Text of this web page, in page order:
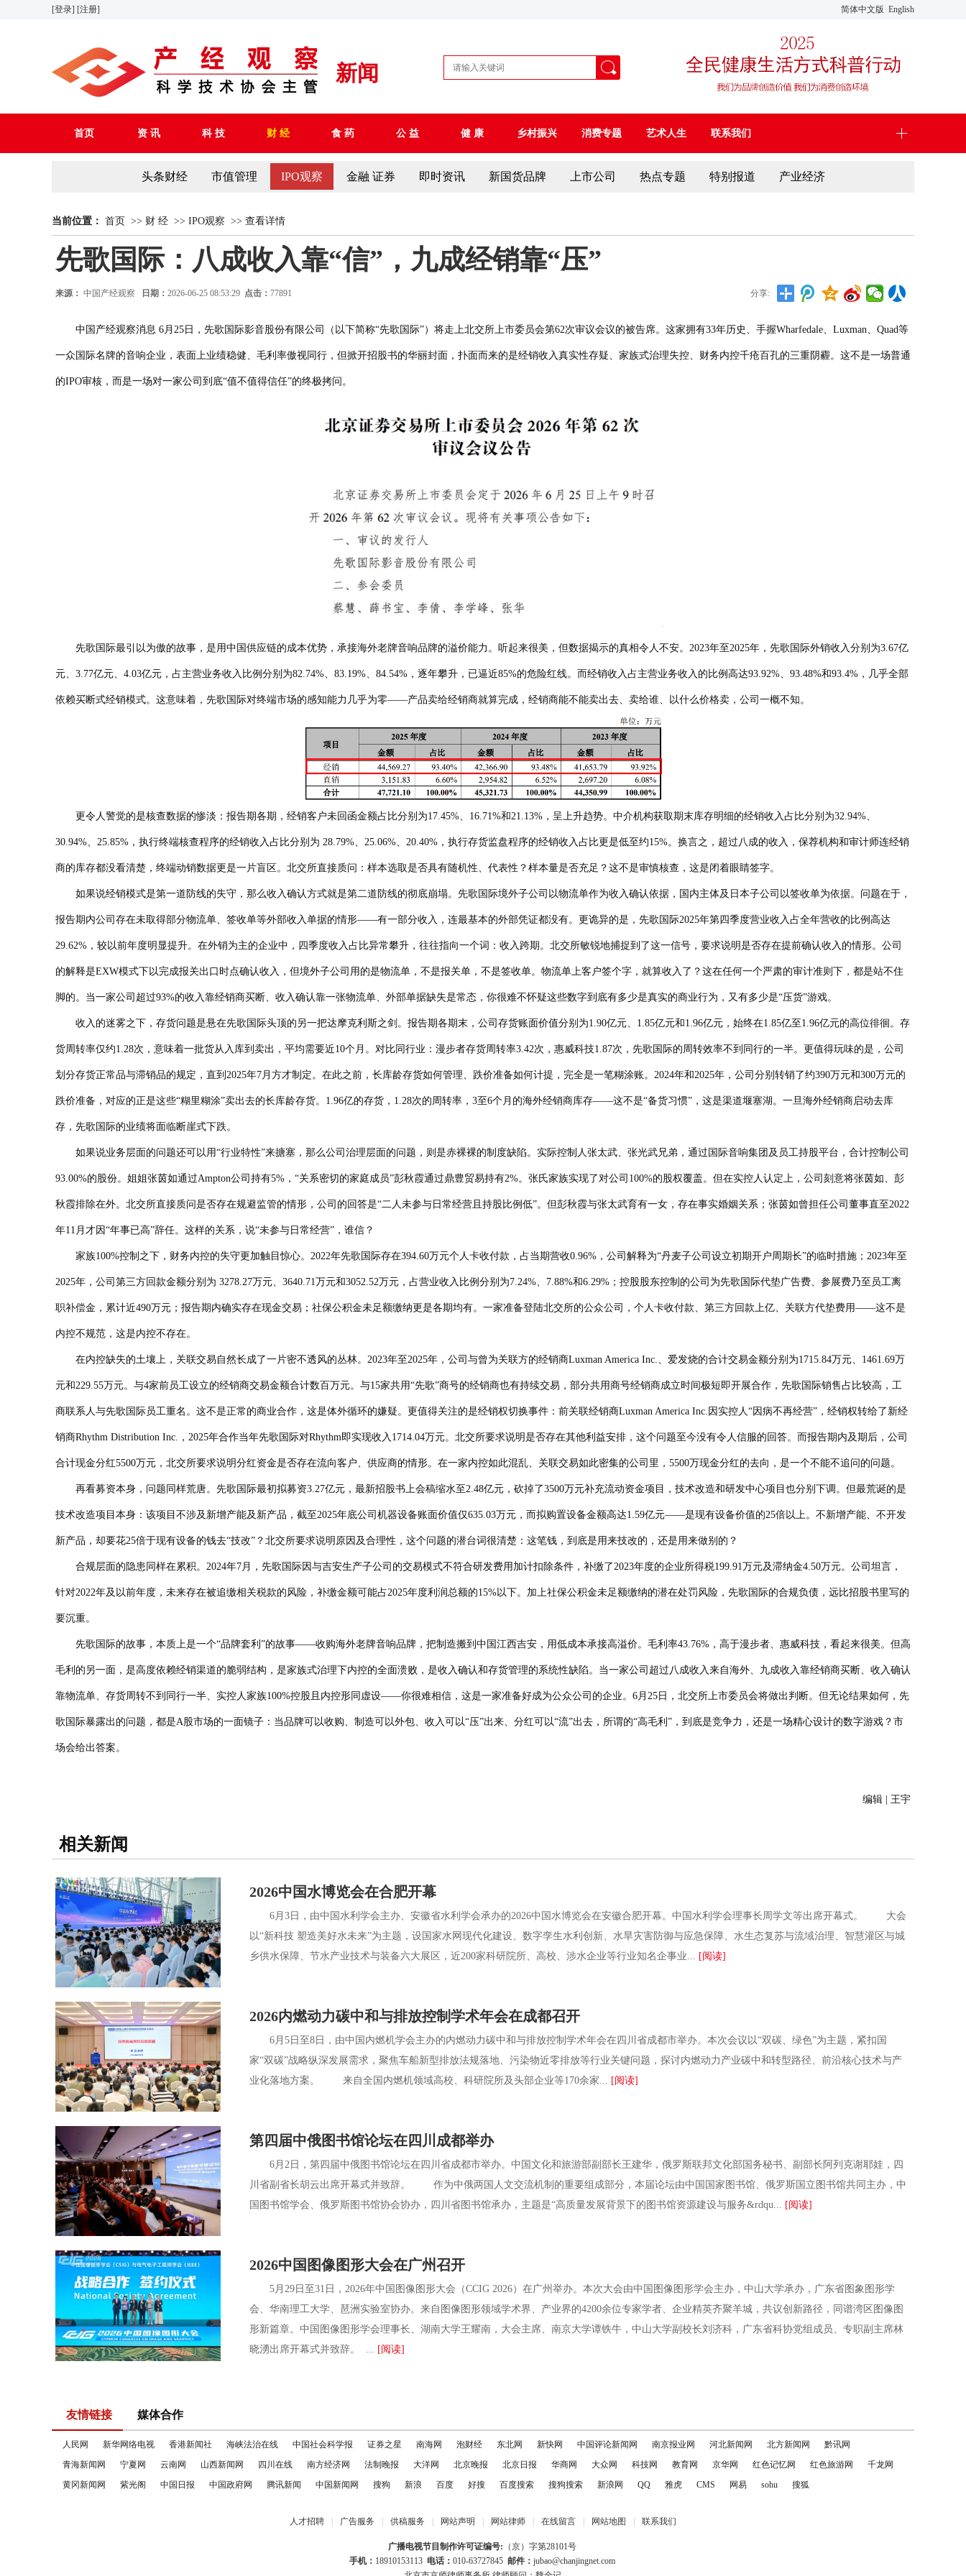
[登录] [注册] 简体中文版 English
新闻
首页 资 讯 科 技 财 经 食 药 公 益 健 康 乡村振兴 消费专题 艺术人生 联系我们
头条财经 市值管理 IPO观察 金融 证券 即时资讯 新国货品牌 上市公司 热点专题 特别报道 产业经济
当前位置： 首页 >> 财 经 >> IPO观察 >> 查看详情
先歌国际：八成收入靠“信”，九成经销靠“压”
来源： 中国产经观察 日期： 2026-06-25 08:53:29 点击： 77891 分享:
中国产经观察消息 6月25日，先歌国际影音股份有限公司（以下简称“先歌国际”）将走上北交所上市委员会第62次审议会议的被告席。这家拥有33年历史、手握Wharfedale、Luxman、Quad等
一众国际名牌的音响企业，表面上业绩稳健、毛利率傲视同行，但掀开招股书的华丽封面，扑面而来的是经销收入真实性存疑、家族式治理失控、财务内控千疮百孔的三重阴霾。这不是一场普通
的IPO审核，而是一场对一家公司到底“值不值得信任”的终极拷问。
先歌国际最引以为傲的故事，是用中国供应链的成本优势，承接海外老牌音响品牌的溢价能力。听起来很美，但数据揭示的真相令人不安。2023年至2025年，先歌国际外销收入分别为3.67亿
元、3.77亿元、4.03亿元，占主营业务收入比例分别为82.74%、83.19%、84.54%，逐年攀升，已逼近85%的危险红线。而经销收入占主营业务收入的比例高达93.92%、93.48%和93.4%，几乎全部
依赖买断式经销模式。这意味着，先歌国际对终端市场的感知能力几乎为零——产品卖给经销商就算完成，经销商能不能卖出去、卖给谁、以什么价格卖，公司一概不知。
更令人警觉的是核查数据的惨淡：报告期各期，经销客户未回函金额占比分别为17.45%、16.71%和21.13%，呈上升趋势。中介机构获取期末库存明细的经销收入占比分别为32.94%、
30.94%、25.85%，执行终端核查程序的经销收入占比分别为 28.79%、25.06%、20.40%，执行存货监盘程序的经销收入占比更是低至约15%。换言之，超过八成的收入，保荐机构和审计师连经销
商的库存都没看清楚，终端动销数据更是一片盲区。北交所直接质问：样本选取是否具有随机性、代表性？样本量是否充足？这不是审慎核查，这是闭着眼睛签字。
如果说经销模式是第一道防线的失守，那么收入确认方式就是第二道防线的彻底崩塌。先歌国际境外子公司以物流单作为收入确认依据，国内主体及日本子公司以签收单为依据。问题在于，
报告期内公司存在未取得部分物流单、签收单等外部收入单据的情形——有一部分收入，连最基本的外部凭证都没有。更诡异的是，先歌国际2025年第四季度营业收入占全年营收的比例高达
29.62%，较以前年度明显提升。在外销为主的企业中，四季度收入占比异常攀升，往往指向一个词：收入跨期。北交所敏锐地捕捉到了这一信号，要求说明是否存在提前确认收入的情形。公司
的解释是EXW模式下以完成报关出口时点确认收入，但境外子公司用的是物流单，不是报关单，不是签收单。物流单上客户签个字，就算收入了？这在任何一个严肃的审计准则下，都是站不住
脚的。当一家公司超过93%的收入靠经销商买断、收入确认靠一张物流单、外部单据缺失是常态，你很难不怀疑这些数字到底有多少是真实的商业行为，又有多少是“压货”游戏。
收入的迷雾之下，存货问题是悬在先歌国际头顶的另一把达摩克利斯之剑。报告期各期末，公司存货账面价值分别为1.90亿元、1.85亿元和1.96亿元，始终在1.85亿至1.96亿元的高位徘徊。存
货周转率仅约1.28次，意味着一批货从入库到卖出，平均需要近10个月。对比同行业：漫步者存货周转率3.42次，惠威科技1.87次，先歌国际的周转效率不到同行的一半。更值得玩味的是，公司
划分存货正常品与滞销品的规定，直到2025年7月方才制定。在此之前，长库龄存货如何管理、跌价准备如何计提，完全是一笔糊涂账。2024年和2025年，公司分别转销了约390万元和300万元的
跌价准备，对应的正是这些“糊里糊涂”卖出去的长库龄存货。1.96亿的存货，1.28次的周转率，3至6个月的海外经销商库存——这不是“备货习惯”，这是渠道堰塞湖。一旦海外经销商启动去库
存，先歌国际的业绩将面临断崖式下跌。
如果说业务层面的问题还可以用“行业特性”来搪塞，那么公司治理层面的问题，则是赤裸裸的制度缺陷。实际控制人张太武、张光武兄弟，通过国际音响集团及员工持股平台，合计控制公司
93.00%的股份。姐姐张茵如通过Ampton公司持有5%，“关系密切的家庭成员”彭秋霞通过鼎豊贸易持有2%。张氏家族实现了对公司100%的股权覆盖。但在实控人认定上，公司刻意将张茵如、彭
秋霞排除在外。北交所直接质问是否存在规避监管的情形，公司的回答是“二人未参与日常经营且持股比例低”。但彭秋霞与张太武育有一女，存在事实婚姻关系；张茵如曾担任公司董事直至2022
年11月才因“年事已高”辞任。这样的关系，说“未参与日常经营”，谁信？
家族100%控制之下，财务内控的失守更加触目惊心。2022年先歌国际存在394.60万元个人卡收付款，占当期营收0.96%，公司解释为“丹麦子公司设立初期开户周期长”的临时措施；2023年至
2025年，公司第三方回款金额分别为 3278.27万元、3640.71万元和3052.52万元，占营业收入比例分别为7.24%、7.88%和6.29%；控股股东控制的公司为先歌国际代垫广告费、参展费乃至员工离
职补偿金，累计近490万元；报告期内确实存在现金交易；社保公积金未足额缴纳更是各期均有。一家准备登陆北交所的公众公司，个人卡收付款、第三方回款上亿、关联方代垫费用——这不是
内控不规范，这是内控不存在。
在内控缺失的土壤上，关联交易自然长成了一片密不透风的丛林。2023年至2025年，公司与曾为关联方的经销商Luxman America Inc.、爱发烧的合计交易金额分别为1715.84万元、1461.69万
元和229.55万元。与4家前员工设立的经销商交易金额合计数百万元。与15家共用“先歌”商号的经销商也有持续交易，部分共用商号经销商成立时间极短即开展合作，先歌国际销售占比较高，工
商联系人与先歌国际员工重名。这不是正常的商业合作，这是体外循环的嫌疑。更值得关注的是经销权切换事件：前关联经销商Luxman America Inc.因实控人“因病不再经营”，经销权转给了新经
销商Rhythm Distribution Inc.，2025年合作当年先歌国际对Rhythm即实现收入1714.04万元。北交所要求说明是否存在其他利益安排，这个问题至今没有令人信服的回答。而报告期内及期后，公司
合计现金分红5500万元，北交所要求说明分红资金是否存在流向客户、供应商的情形。在一家内控如此混乱、关联交易如此密集的公司里，5500万现金分红的去向，是一个不能不追问的问题。
再看募资本身，问题同样荒唐。先歌国际最初拟募资3.27亿元，最新招股书上会稿缩水至2.48亿元，砍掉了3500万元补充流动资金项目，技术改造和研发中心项目也分别下调。但最荒诞的是
技术改造项目本身：该项目不涉及新增产能及新产品，截至2025年底公司机器设备账面价值仅635.03万元，而拟购置设备金额高达1.59亿元——是现有设备价值的25倍以上。不新增产能、不开发
新产品，却要花25倍于现有设备的钱去“技改”？北交所要求说明原因及合理性，这个问题的潜台词很清楚：这笔钱，到底是用来技改的，还是用来做别的？
合规层面的隐患同样在累积。2024年7月，先歌国际因与吉安生产子公司的交易模式不符合研发费用加计扣除条件，补缴了2023年度的企业所得税199.91万元及滞纳金4.50万元。公司坦言，
针对2022年及以前年度，未来存在被追缴相关税款的风险，补缴金额可能占2025年度利润总额的15%以下。加上社保公积金未足额缴纳的潜在处罚风险，先歌国际的合规负债，远比招股书里写的
要沉重。
先歌国际的故事，本质上是一个“品牌套利”的故事——收购海外老牌音响品牌，把制造搬到中国江西吉安，用低成本承接高溢价。毛利率43.76%，高于漫步者、惠威科技，看起来很美。但高
毛利的另一面，是高度依赖经销渠道的脆弱结构，是家族式治理下内控的全面溃败，是收入确认和存货管理的系统性缺陷。当一家公司超过八成收入来自海外、九成收入靠经销商买断、收入确认
靠物流单、存货周转不到同行一半、实控人家族100%控股且内控形同虚设——你很难相信，这是一家准备好成为公众公司的企业。6月25日，北交所上市委员会将做出判断。但无论结果如何，先
歌国际暴露出的问题，都是A股市场的一面镜子：当品牌可以收购、制造可以外包、收入可以“压”出来、分红可以“流”出去，所谓的“高毛利”，到底是竞争力，还是一场精心设计的数字游戏？市
场会给出答案。
编辑 | 王宇
相关新闻
2026中国水博览会在合肥开幕
6月3日，由中国水利学会主办、安徽省水利学会承办的2026中国水博览会在安徽合肥开幕。中国水利学会理事长周学文等出席开幕式。 大会
以“新科技 塑造美好水未来”为主题，设国家水网现代化建设、数字孪生水利创新、水旱灾害防御与应急保障、水生态复苏与流域治理、智慧灌区与城
乡供水保障、节水产业技术与装备六大展区，近200家科研院所、高校、涉水企业等行业知名企事业... [阅读]
2026内燃动力碳中和与排放控制学术年会在成都召开
6月5日至8日，由中国内燃机学会主办的内燃动力碳中和与排放控制学术年会在四川省成都市举办。本次会议以“双碳、绿色”为主题，紧扣国
家“双碳”战略纵深发展需求，聚焦车船新型排放法规落地、污染物近零排放等行业关键问题，探讨内燃动力产业碳中和转型路径、前沿核心技术与产
业化落地方案。 来自全国内燃机领域高校、科研院所及头部企业等170余家... [阅读]
第四届中俄图书馆论坛在四川成都举办
6月2日，第四届中俄图书馆论坛在四川省成都市举办。中国文化和旅游部副部长王建华，俄罗斯联邦文化部国务秘书、副部长阿列克谢耶娃，四
川省副省长胡云出席开幕式并致辞。 作为中俄两国人文交流机制的重要组成部分，本届论坛由中国国家图书馆、俄罗斯国立图书馆共同主办，中
国图书馆学会、俄罗斯图书馆协会协办，四川省图书馆承办，主题是“高质量发展背景下的图书馆资源建设与服务&rdqu... [阅读]
2026中国图像图形大会在广州召开
5月29日至31日，2026年中国图像图形大会（CCIG 2026）在广州举办。本次大会由中国图像图形学会主办，中山大学承办，广东省图象图形学
会、华南理工大学、琶洲实验室协办。来自图像图形领域学术界、产业界的4200余位专家学者、企业精英齐聚羊城，共议创新路径，同谱湾区图像图
形新篇章。中国图像图形学会理事长、湖南大学王耀南，大会主席、南京大学谭铁牛，中山大学副校长刘济科，广东省科协党组成员、专职副主席林
晓湧出席开幕式并致辞。 ... [阅读]
友情链接 媒体合作
人民网 新华网络电视 香港新闻社 海峡法治在线 中国社会科学报 证券之星 南海网 泡财经 东北网 新快网 中国评论新闻网 南京报业网 河北新闻网 北方新闻网
黔讯网
青海新闻网
宁夏网 云南网 山西新闻网 四川在线 南方经济网 法制晚报 大洋网 北京晚报 北京日报 华商网 大众网 科技网 教育网 京华网 红色记忆网 红色旅游网
千龙网
黄冈新闻网
紫光阁 中国日报 中国政府网 腾讯新闻 中国新闻网 搜狗 新浪 百度 好搜 百度搜索 搜狗搜索 新浪网 QQ 雅虎 CMS 网易 sohu 搜狐
人才招聘 | 广告服务 | 供稿服务 | 网站声明 | 网站律师 | 在线留言 | 网站地图 | 联系我们
广播电视节目制作许可证编号: （京）字第28101号
手机： 18910153113 电话： 010-63727845 邮件： jubao@chanjingnet.com